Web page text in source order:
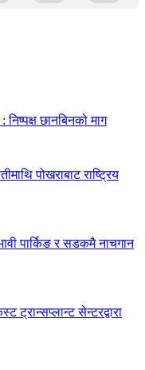
छानबिनको माग
पोखराबाट राष्ट्रिय
पार्किङ र सडकमै नाचगान
ट्रान्सप्लान्ट सेन्टरद्वारा